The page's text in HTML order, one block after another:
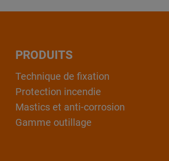
PRODUITS
Technique de fixation
Protection incendie
Mastics et anti-corrosion
Gamme outillage